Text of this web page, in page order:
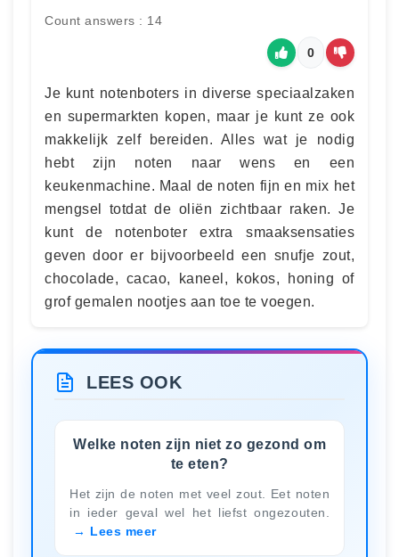
Count answers : 14
0
Je kunt notenboters in diverse speciaalzaken
en supermarkten kopen, maar je kunt ze ook
makkelijk zelf bereiden. Alles wat je nodig
hebt zijn noten naar wens en een
keukenmachine. Maal de noten fijn en mix het
mengsel totdat de oliën zichtbaar raken. Je
kunt de notenboter extra smaaksensaties
geven door er bijvoorbeeld een snufje zout,
chocolade, cacao, kaneel, kokos, honing of
grof gemalen nootjes aan toe te voegen.
LEES OOK
Welke noten zijn niet zo gezond om
te eten?
Het zijn de noten met veel zout. Eet noten
in ieder geval wel het liefst ongezouten.
Lees meer